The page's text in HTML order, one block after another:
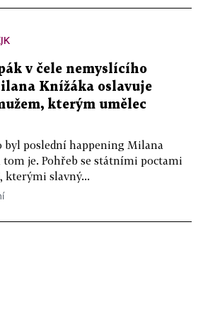
v čele nemyslícího
Knížáka oslavuje
kterým umělec
poslední happening Milana
tom je. Pohřeb se státními poctami
kterými slavný...